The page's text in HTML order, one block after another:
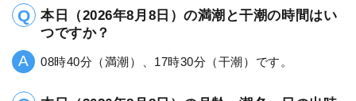
本日（2026年8月8日）の満潮と干潮の時間はい
つですか？
08時40分（満潮）、17時30分（干潮）です。